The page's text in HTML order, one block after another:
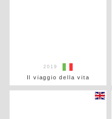
2019
Il viaggio della vita